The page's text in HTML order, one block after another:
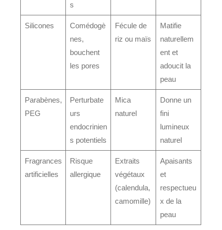
s
Silicones
Comédogè
nes,
bouchent
les pores
Fécule de
riz ou maïs
Matifie
naturellem
ent et
adoucit la
peau
Parabènes,
PEG
Perturbate
urs
endocrinien
s potentiels
Mica
naturel
Donne un
fini
lumineux
naturel
Fragrances
artificielles
Risque
allergique
Extraits
végétaux
(calendula,
camomille)
Apaisants
et
respectueu
x de la
peau